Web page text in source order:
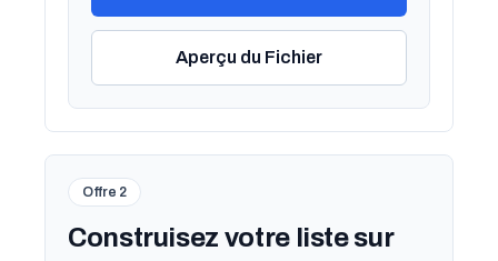
Aperçu du Fichier
Offre 2
Construisez votre liste sur